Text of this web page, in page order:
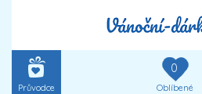
Průvodce
0
Oblíbené